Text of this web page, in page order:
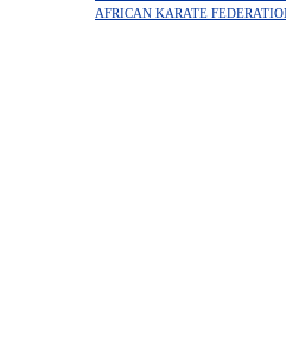
AFRICAN KARATE